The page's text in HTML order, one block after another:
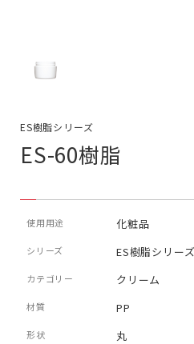
ES樹脂シリーズ
ES-60樹脂
使用用途 化粧品
シリーズ ES樹脂シリーズ
カテゴリー クリーム
材質 PP
形状 丸